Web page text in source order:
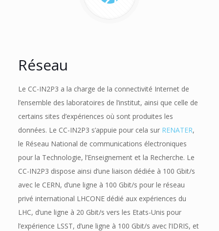
Réseau
Le CC-IN2P3 a la charge de la connectivité Internet de
l’ensemble des laboratoires de l’institut, ainsi que celle de
certains sites d’expériences où sont produites les
données. Le CC-IN2P3 s’appuie pour cela sur RENATER,
le Réseau National de communications électroniques
pour la Technologie, l’Enseignement et la Recherche. Le
CC-IN2P3 dispose ainsi d’une liaison dédiée à 100 Gbit/s
avec le CERN, d’une ligne à 100 Gbit/s pour le réseau
privé international LHCONE dédié aux expériences du
LHC, d’une ligne à 20 Gbit/s vers les Etats-Unis pour
l’expérience LSST, d’une ligne à 100 Gbit/s avec l’IDRIS, et